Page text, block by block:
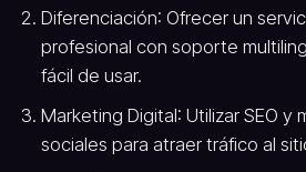
Diferenciación: Ofrecer un
profesional con soporte
fácil de usar.
Marketing Digital: Utilizar SEO y
sociales para atraer tráfico al